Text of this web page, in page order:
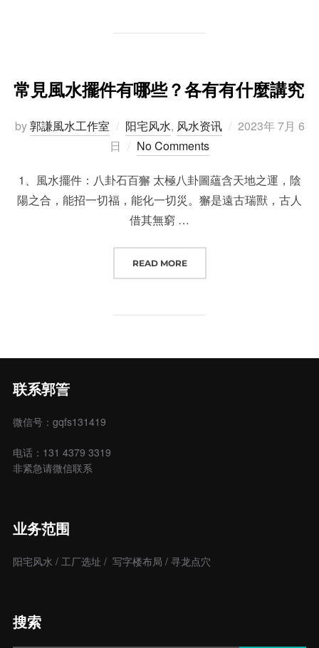
常見風水擺件有哪些？各有有什麼講究
by郭謙風水工作室 阳宅风水, 风水资讯
Posted
2023年 7月 6
日
No Comments
1、風水擺件：八卦石百獬 太極八卦圖蘊含天地之運，陰
陽之合，能招一切福，能化一切災。獬是遠古瑞獸，古人
借其無窮 …
READ MORE“常見風水擺件有哪些？各有有什
联系郭䇾
微信号：gqfs131419
电话：131 4379 3319
非紧急请微信联系
业务范围
阳宅风水 / 工厂选址 / 写字楼布局 / 寻龙点穴
搜索